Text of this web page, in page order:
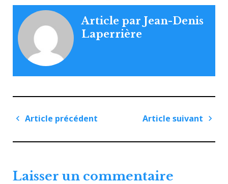
Article par Jean-Denis
Laperrière
Navigation
l'article
Article précédent
Article suivant
Laisser un commentaire